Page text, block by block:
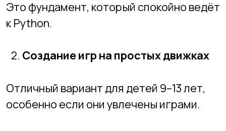
Идеальная мотивационная точка входа.
визуальная часть.